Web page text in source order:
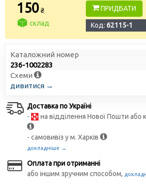
150₴
склад
ПРИДБАТИ
Код: 62115-1
Каталожний номер
236-1002283
Схеми
дивитися →
Доставка по Україні
-
на відділення Нової Пошти
- самовивіз у м. Харків
докладніше →
Оплата при отриманні
або іншим зручним способом,